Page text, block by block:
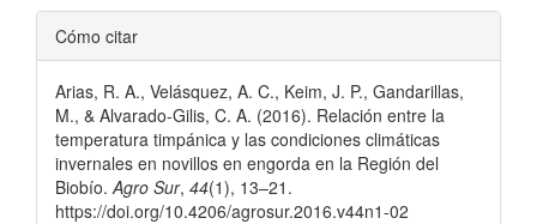
Detalles
del
artículo
Cómo citar
Arias, R. A., Velásquez, A. C., Keim, J. P., Gandarillas,
M., & Alvarado-Gilis, C. A. (2016). Relación entre la
temperatura timpánica y las condiciones climáticas
invernales en novillos en engorda en la Región del
Biobío. Agro Sur, 44(1), 13–21.
https://doi.org/10.4206/agrosur.2016.v44n1-02